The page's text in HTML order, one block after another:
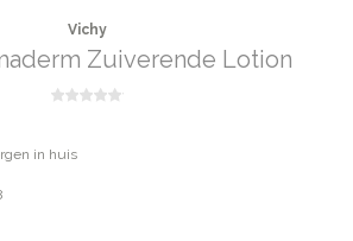
Vichy
Zuiverende Lotion
in huis